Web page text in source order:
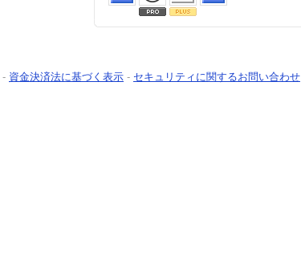
- 資金決済法に基づく表示 - セキュリティに関するお問い合わせ